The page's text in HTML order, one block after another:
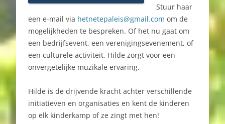
Stuur haar
een e-mail via hetnetepaleis@gmail.com om de
mogelijkheden te bespreken. Of het nu gaat om
een bedrijfsevent, een verenigingsevenement, of
een culturele activiteit, Hilde zorgt voor een
onvergetelijke muzikale ervaring.
Hilde is de drijvende kracht achter verschillende
initiatieven en organisaties en kent de kinderen
op elk kinderkamp of ze zingt met hen!